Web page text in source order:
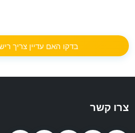
בדקו האם עדיין צריך
צרו קשר